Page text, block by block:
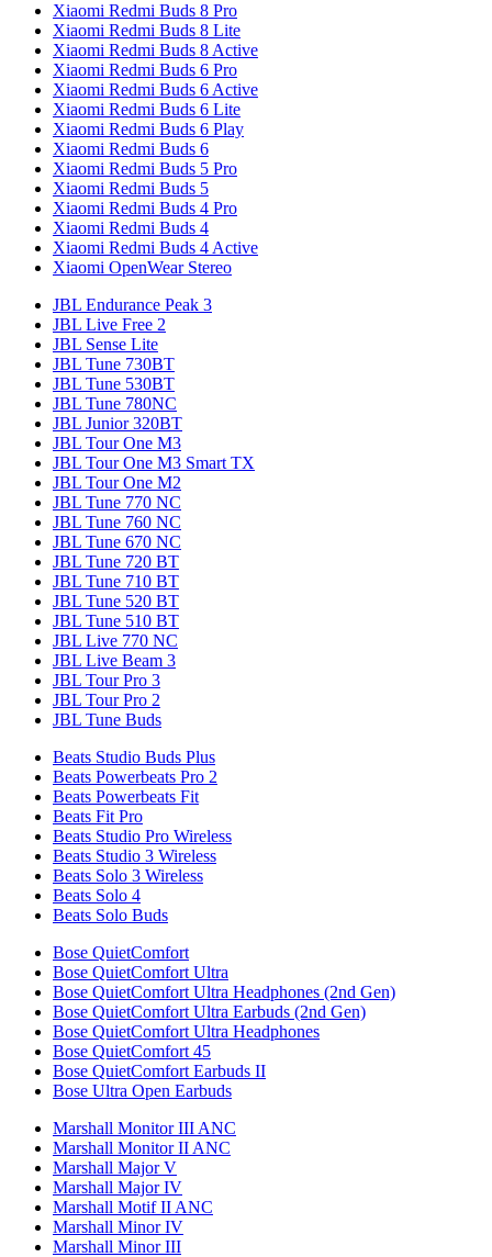
Xiaomi Redmi Buds 8 Pro
Xiaomi Redmi Buds 8 Lite
Xiaomi Redmi Buds 8 Active
Xiaomi Redmi Buds 6 Pro
Xiaomi Redmi Buds 6 Active
Xiaomi Redmi Buds 6 Lite
Xiaomi Redmi Buds 6 Play
Xiaomi Redmi Buds 6
Xiaomi Redmi Buds 5 Pro
Xiaomi Redmi Buds 5
Xiaomi Redmi Buds 4 Pro
Xiaomi Redmi Buds 4
Xiaomi Redmi Buds 4 Active
Xiaomi OpenWear Stereo
JBL Endurance Peak 3
JBL Live Free 2
JBL Sense Lite
JBL Tune 730BT
JBL Tune 530BT
JBL Tune 780NC
JBL Junior 320BT
JBL Tour One M3
JBL Tour One M3 Smart TX
JBL Tour One M2
JBL Tune 770 NC
JBL Tune 760 NC
JBL Tune 670 NC
JBL Tune 720 BT
JBL Tune 710 BT
JBL Tune 520 BT
JBL Tune 510 BT
JBL Live 770 NC
JBL Live Beam 3
JBL Tour Pro 3
JBL Tour Pro 2
JBL Tune Buds
Beats Studio Buds Plus
Beats Powerbeats Pro 2
Beats Powerbeats Fit
Beats Fit Pro
Beats Studio Pro Wireless
Beats Studio 3 Wireless
Beats Solo 3 Wireless
Beats Solo 4
Beats Solo Buds
Bose QuietComfort
Bose QuietComfort Ultra
Bose QuietComfort Ultra Headphones (2nd Gen)
Bose QuietComfort Ultra Earbuds (2nd Gen)
Bose QuietComfort Ultra Headphones
Bose QuietComfort 45
Bose QuietComfort Earbuds II
Bose Ultra Open Earbuds
Marshall Monitor III ANC
Marshall Monitor II ANC
Marshall Major V
Marshall Major IV
Marshall Motif II ANC
Marshall Minor IV
Marshall Minor III